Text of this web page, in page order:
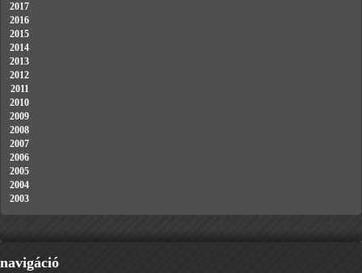
2017
2016
2015
2014
2013
2012
2011
2010
2009
2008
2007
2006
2005
2004
2003
navigáció